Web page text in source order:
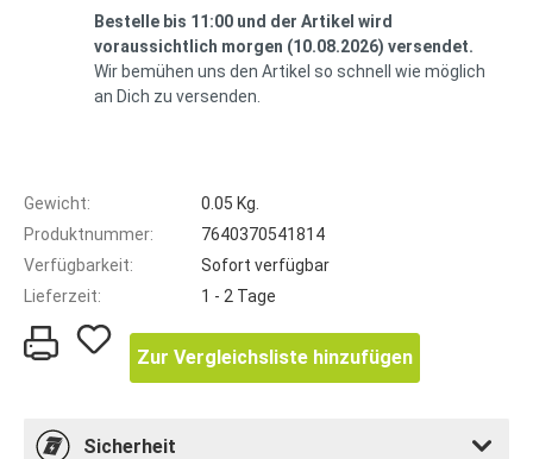
Bestelle bis 11:00 und der Artikel wird
voraussichtlich morgen (10.08.2026) versendet.
Wir bemühen uns den Artikel so schnell wie möglich
an Dich zu versenden.
Gewicht:
0.05 Kg.
Produktnummer:
7640370541814
Verfügbarkeit:
Sofort verfügbar
Lieferzeit:
1 - 2 Tage
Zur Vergleichsliste hinzufügen
Sicherheit